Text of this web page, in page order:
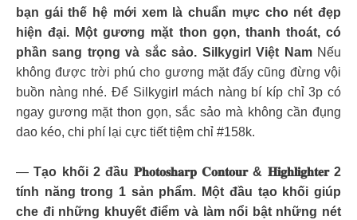
bạn gái thế hệ mới xem là chuẩn mực cho nét đẹp
hiện đại. Một gương mặt thon gọn, thanh thoát, có
phần sang trọng và sắc sảo. Silkygirl Việt NamNếu
không được trời phú cho gương mặt đấy cũng đừng vội
buồn nàng nhé. Để Silkygirl mách nàng bí kíp chỉ 3p có
ngay gương mặt thon gọn, sắc sảo mà không cần đụng
dao kéo, chi phí lại cực tiết tiệm chỉ #158k.
—Tạo khối 2 đầu 𝐏𝐡𝐨𝐭𝐨𝐬𝐡𝐚𝐫𝐩 𝐂𝐨𝐧𝐭𝐨𝐮𝐫 & 𝐇𝐢𝐠𝐡𝐥𝐢𝐠𝐡𝐭𝐞𝐫 2
tính năng trong 1 sản phẩm. Một đầu tạo khối giúp
che đi những khuyết điểm và làm nổi bật những nét